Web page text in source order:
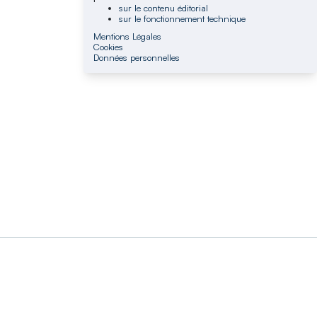
sur le contenu éditorial
sur le fonctionnement technique
Mentions Légales
Cookies
Données personnelles